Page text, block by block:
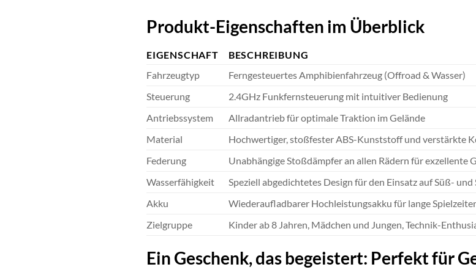
Produkt-Eigenschaften im Überblick
EIGENSCHAFT
BESCHREIBUNG
Fahrzeugtyp
Ferngesteuertes Amphibienfahrzeug (Offroad & Wasser)
Steuerung
2.4GHz Funkfernsteuerung mit intuitiver Bedienung
Antriebssystem
Allradantrieb für optimale Traktion im Gelände
Material
Hochwertiger, stoßfester ABS-Kunststoff und verstärkte
Federung
Unabhängige Stoßdämpfer an allen Rädern für exzellente
Wasserfähigkeit
Speziell abgedichtetes Design für den Einsatz auf Süß- und
Akku
Wiederaufladbarer Hochleistungsakku für lange
Zielgruppe
Kinder ab 8 Jahren, Mädchen und Jungen, Technik-
Ein Geschenk, das begeistert: Perfekt für